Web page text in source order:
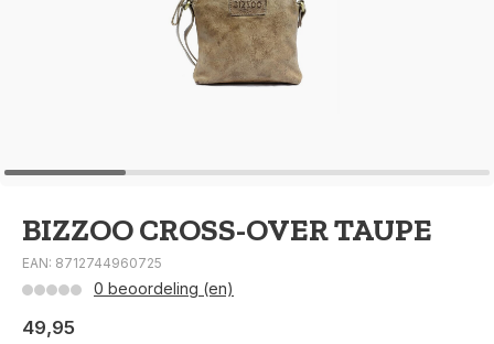
BIZZOO CROSS-OVER TAUPE
EAN: 8712744960725
0 beoordeling (en)
49,95